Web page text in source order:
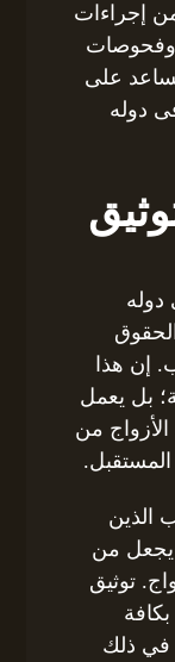
إجراءات
وفحوصات
على
دوله
دوله
إن هذا
بل يعمل
من
الذين
يجعل من
توثيق
في ذلك